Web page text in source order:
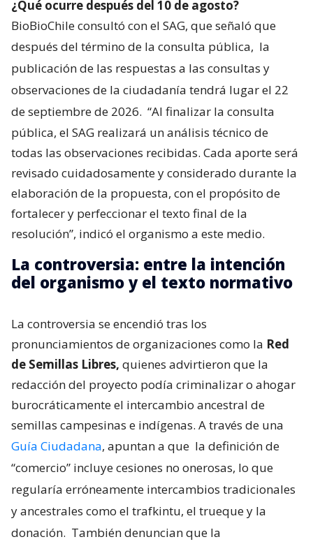
¿Qué ocurre después del 10 de agosto?
BioBioChile consultó con el SAG, que señaló que
después del término de la consulta pública, la
publicación de las respuestas a las consultas y
observaciones de la ciudadanía tendrá lugar el 22
de septiembre de 2026. “Al finalizar la consulta
pública, el SAG realizará un análisis técnico de
todas las observaciones recibidas. Cada aporte será
revisado cuidadosamente y considerado durante la
elaboración de la propuesta, con el propósito de
fortalecer y perfeccionar el texto final de la
resolución”, indicó el organismo a este medio.
La controversia: entre la intención
del organismo y el texto normativo
La controversia se encendió tras los
pronunciamientos de organizaciones como la Red
de Semillas Libres, quienes advirtieron que la
redacción del proyecto podía criminalizar o ahogar
burocráticamente el intercambio ancestral de
semillas campesinas e indígenas. A través de una
Guía Ciudadana, apuntan a que la definición de
“comercio” incluye cesiones no onerosas, lo que
regularía erróneamente intercambios tradicionales
y ancestrales como el trafkintu, el trueque y la
donación. También denuncian que la